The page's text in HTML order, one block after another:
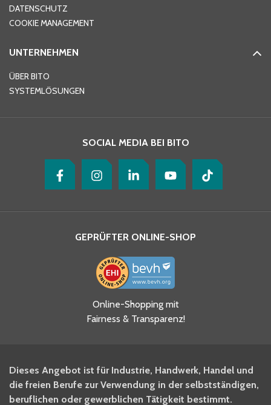
Telefon
Ja, ich habe die
Datenschutzhinweise gelesen
und akzeptiere diese.
BITO Newsletter Fachwissen
Intralogistiker anmelden.
DATENSCHUTZ
COOKIE MANAGEMENT
UNTERNEHMEN
ÜBER BITO
SYSTEMLÖSUNGEN
SOCIAL MEDIA BEI BITO
GEPRÜFTER ONLINE-SHOP
Online-Shopping mit
Fairness & Transparenz!
Dieses Angebot ist für Industrie, Handwerk, Handel und
die freien Berufe zur Verwendung in der selbstständigen,
beruflichen oder gewerblichen Tätigkeit bestimmt.